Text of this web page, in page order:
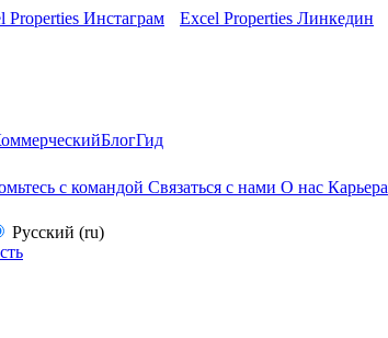
Properties Инстаграм Excel Properties Линкедин
БлогГид
с командой Связаться с нами О нас Карьера
Русский (ru)